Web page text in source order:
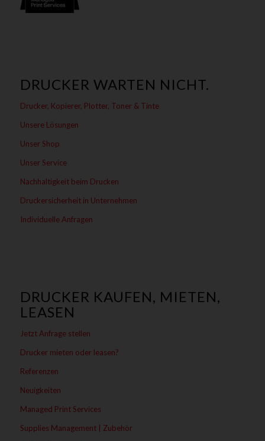
DRUCKER WARTEN NICHT.
Drucker, Kopierer, Plotter, Toner & Tinte
Unsere Lösungen
Unser Shop
Unser Service
Nachhaltigkeit beim Drucken
Druckersicherheit in Unternehmen
Individuelle Anfragen
DRUCKER KAUFEN, MIETEN,
LEASEN
Jetzt Anfrage stellen
Drucker mieten oder leasen?
Referenzen
Neuigkeiten
Managed Print Services
Supplies Management | Zubehör